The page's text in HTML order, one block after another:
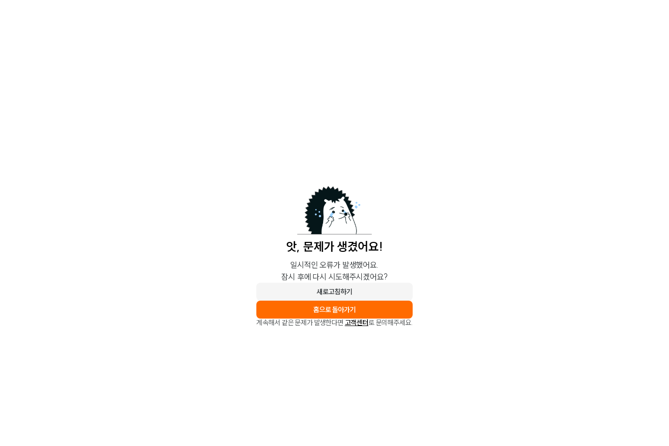
앗, 문제가 생겼어요!
일시적인 오류가 발생했어요.
잠시 후에 다시 시도해주시겠어요?
새로고침하기
홈으로 돌아가기
계속해서 같은 문제가 발생한다면 고객센터로 문의해주세요.